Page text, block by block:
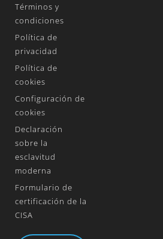
Términos y
condiciones
Política de
privacidad
Política de
cookies
Configuración de
cookies
Declaración
sobre la
esclavitud
moderna
Formulario de
certificación de la
CISA